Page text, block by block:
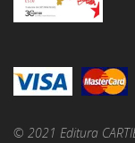
© 2021 Editura